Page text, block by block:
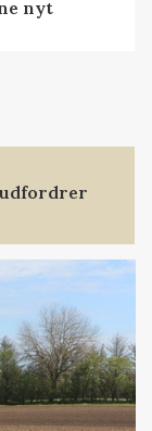
nyt